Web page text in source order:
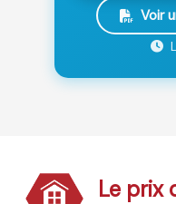
Voir
Le prix